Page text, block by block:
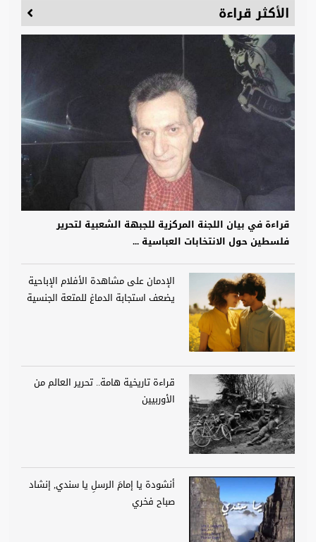
الأكثر قراءة
قراءة في بيان اللجنة المركزية للجبهة الشعبية لتحرير
فلسطين حول الانتخابات العباسية ...
الإدمان على مشاهدة الأفلام الإباحية
يضعف استجابة الدماغ للمتعة الجنسية
قراءة تاريخية هامة.. تحرير العالم من
الأوربيين
أنشودة يا إمامَ الرسلِ يا سندي, إنشاد
صباح فخري